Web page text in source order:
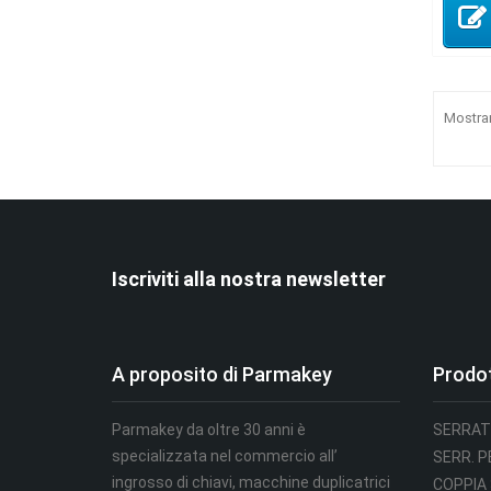
Iscriviti alla nostra newsletter
A proposito di Parmakey
Parmakey da oltre 30 anni è
specializzata nel commercio all’
ingrosso di chiavi, macchine duplicatrici
SERR.
COPPIA